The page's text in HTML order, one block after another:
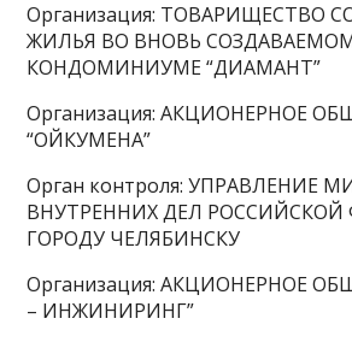
Организация: ТОВАРИЩЕСТВО
ЖИЛЬЯ ВО ВНОВЬ
КОНДОМИНИУМЕ “ДИАМАНТ”
Организация: АКЦИОНЕРНОЕ
“ОЙКУМЕНА”
Орган контроля: УПРАВЛЕНИЕ
ВНУТРЕННИХ ДЕЛ
ГОРОДУ ЧЕЛЯБИНСКУ
Организация: АКЦИОНЕРНОЕ
– ИНЖИНИРИНГ”